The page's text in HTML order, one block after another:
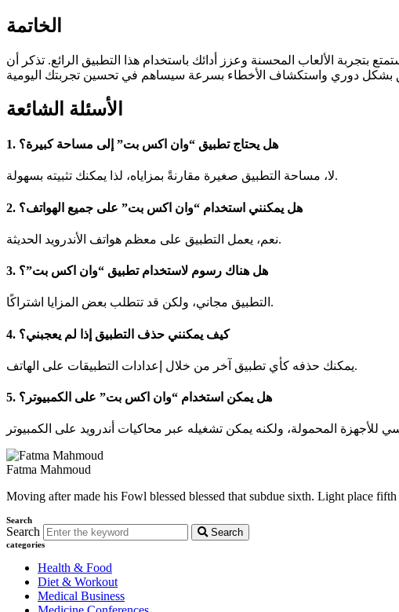
الخاتمة
الألعاب المحسنة وعزز أدائك باستخدام هذا التطبيق الرائع. تذكر أن
الأسئلة الشائعة
1. هل يحتاج تطبيق “وان اكس بت” إلى مساحة كبيرة؟
لا، مساحة التطبيق صغيرة مقارنةً بمزاياه، لذا يمكنك تثبيته بسهولة.
2. هل يمكنني استخدام “وان اكس بت” على جميع الهواتف؟
نعم، يعمل التطبيق على معظم هواتف الأندرويد الحديثة.
3. هل هناك رسوم لاستخدام تطبيق “وان اكس بت”؟
التطبيق مجاني، ولكن قد تتطلب بعض المزايا اشتراكًا.
4. كيف يمكنني حذف التطبيق إذا لم يعجبني؟
يمكنك حذفه كأي تطبيق آخر من خلال إعدادات التطبيقات على الهاتف.
5. هل يمكن استخدام “وان اكس بت” على الكمبيوتر؟
Fatma Mahmoud
Moving after made his Fowl blessed blessed that subdue sixth. Light place
Search
Search Search
categories
Health & Food
Diet & Workout
Medical Business